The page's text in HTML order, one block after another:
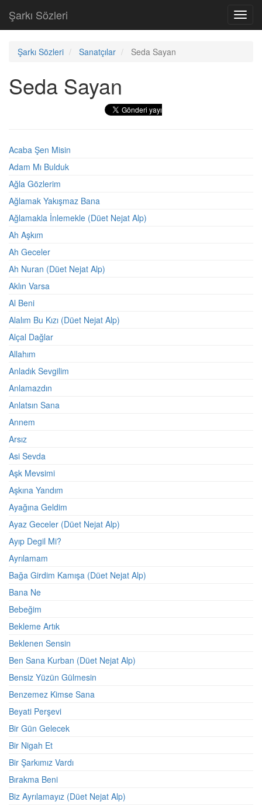
Şarkı Sözleri
Şarkı Sözleri Sanatçılar Seda Sayan
Seda Sayan
Acaba Şen Misin
Adam Mı Bulduk
Ağla Gözlerim
Ağlamak Yakışmaz Bana
Ağlamakla İnlemekle (Düet Nejat Alp)
Ah Aşkım
Ah Geceler
Ah Nuran (Düet Nejat Alp)
Aklın Varsa
Al Beni
Alalım Bu Kızı (Düet Nejat Alp)
Alçal Dağlar
Allahım
Anladık Sevgilim
Anlamazdın
Anlatsın Sana
Annem
Arsız
Asi Sevda
Aşk Mevsimi
Aşkına Yandım
Ayağına Geldim
Ayaz Geceler (Düet Nejat Alp)
Ayıp Degil Mi?
Ayrılamam
Bağa Girdim Kamışa (Düet Nejat Alp)
Bana Ne
Bebeğim
Bekleme Artık
Beklenen Sensin
Ben Sana Kurban (Düet Nejat Alp)
Bensiz Yüzün Gülmesin
Benzemez Kimse Sana
Beyati Perşevi
Bir Gün Gelecek
Bir Nigah Et
Bir Şarkımız Vardı
Bırakma Beni
Biz Ayrılamayız (Düet Nejat Alp)